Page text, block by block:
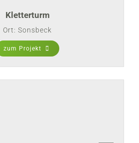
Kletterturm
Ort: Sonsbeck
zum Projekt